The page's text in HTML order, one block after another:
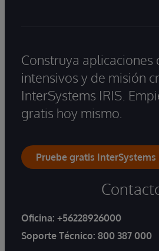
Construya aplicaciones
intensivos y de misión
InterSystems IRIS.
gratis hoy mismo.
Pruebe gratis InterSystems
Oficina: +56228926000
Soporte Técnico: 800 387 000